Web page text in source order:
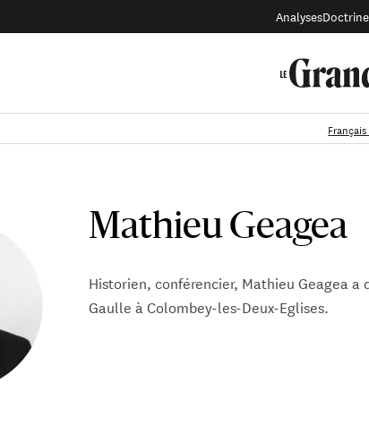
Analyses
Français
Mathieu Geagea
Historien, conférencier, Mathieu Geagea
Gaulle à Colombey-les-Deux-Eglises.